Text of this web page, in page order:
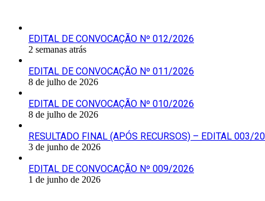
EDITAL DE CONVOCAÇÃO Nº 012/2026
2 semanas atrás
EDITAL DE CONVOCAÇÃO Nº 011/2026
8 de julho de 2026
EDITAL DE CONVOCAÇÃO Nº 010/2026
8 de julho de 2026
RESULTADO FINAL (APÓS RECURSOS) – EDITAL 003/
3 de junho de 2026
EDITAL DE CONVOCAÇÃO Nº 009/2026
1 de junho de 2026